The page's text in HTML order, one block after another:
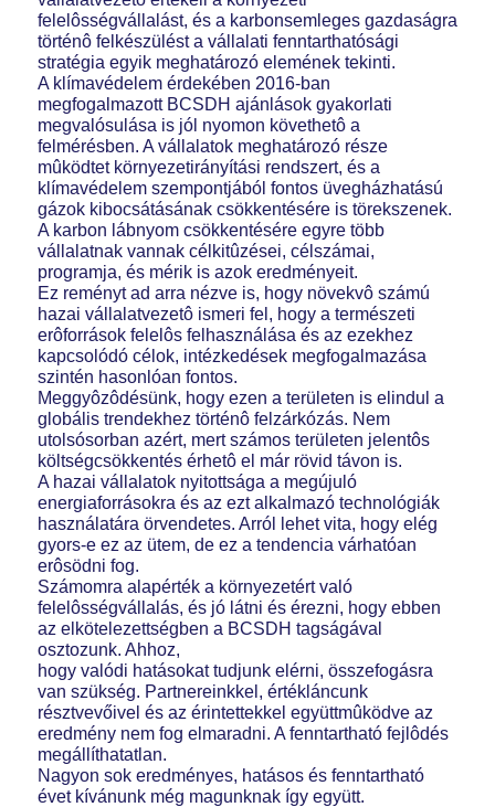
felelôsségvállalást, és a karbonsemleges gazdaságra
történô felkészülést a vállalati fenntarthatósági
stratégia egyik meghatározó elemének tekinti.
A klímavédelem érdekében 2016-ban
megfogalmazott BCSDH ajánlások gyakorlati
megvalósulása is jól nyomon követhetô a
felmérésben. A vállalatok meghatározó része
mûködtet környezetirányítási rendszert, és a
klímavédelem szempontjából fontos üvegházhatású
gázok kibocsátásának csökkentésére is törekszenek.
A karbon lábnyom csökkentésére egyre több
vállalatnak vannak célkitûzései, célszámai,
programja, és mérik is azok eredményeit.
Ez reményt ad arra nézve is, hogy növekvô számú
hazai vállalatvezetô ismeri fel, hogy a természeti
erôforrások felelôs felhasználása és az ezekhez
kapcsolódó célok, intézkedések megfogalmazása
szintén hasonlóan fontos.
Meggyôzôdésünk, hogy ezen a területen is elindul a
globális trendekhez történô felzárkózás. Nem
utolsósorban azért, mert számos területen jelentôs
költségcsökkentés érhetô el már rövid távon is.
A hazai vállalatok nyitottsága a megújuló
energiaforrásokra és az ezt alkalmazó technológiák
használatára örvendetes. Arról lehet vita, hogy elég
gyors-e ez az ütem, de ez a tendencia várhatóan
erôsödni fog.
Számomra alapérték a környezetért való
felelôsségvállalás, és jó látni és érezni, hogy ebben
az elkötelezettségben a BCSDH tagságával
osztozunk. Ahhoz,
hogy valódi hatásokat tudjunk elérni, összefogásra
van szükség. Partnereinkkel, értékláncunk
résztvevőivel és az érintettekkel együttmûködve az
eredmény nem fog elmaradni. A fenntartható fejlôdés
megállíthatatlan.
Nagyon sok eredményes, hatásos és fenntartható
évet kívánunk még magunknak így együtt.